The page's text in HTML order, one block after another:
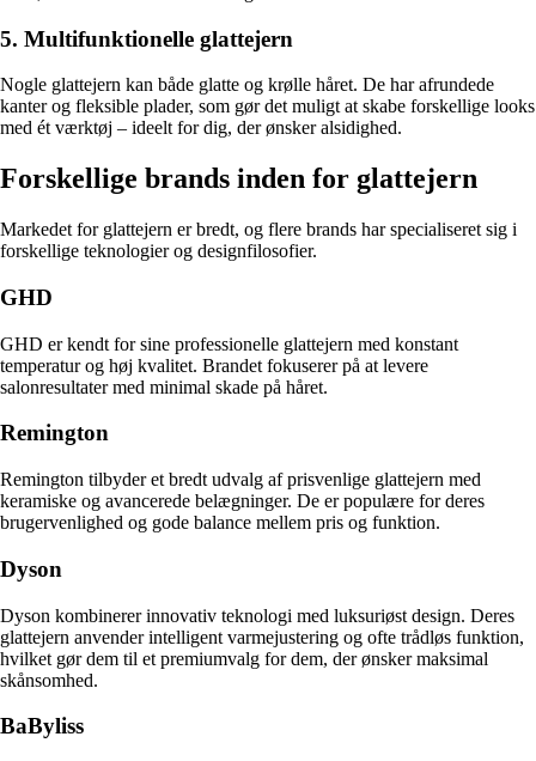
5. Multifunktionelle glattejern
Nogle glattejern kan både glatte og krølle håret. De har afrundede
kanter og fleksible plader, som gør det muligt at skabe forskellige looks
med ét værktøj – ideelt for dig, der ønsker alsidighed.
Forskellige brands inden for glattejern
Markedet for glattejern er bredt, og flere brands har specialiseret sig i
forskellige teknologier og designfilosofier.
GHD
GHD er kendt for sine professionelle glattejern med konstant
temperatur og høj kvalitet. Brandet fokuserer på at levere
salonresultater med minimal skade på håret.
Remington
Remington tilbyder et bredt udvalg af prisvenlige glattejern med
keramiske og avancerede belægninger. De er populære for deres
brugervenlighed og gode balance mellem pris og funktion.
Dyson
Dyson kombinerer innovativ teknologi med luksuriøst design. Deres
glattejern anvender intelligent varmejustering og ofte trådløs funktion,
hvilket gør dem til et premiumvalg for dem, der ønsker maksimal
skånsomhed.
BaByliss